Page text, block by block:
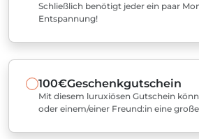
Schließlich benötigt jeder ein paar
Entspannung!
100€Geschenkgutschein
Mit diesem luruxiösen Gutschein
oder einem/einer Freund:in eine